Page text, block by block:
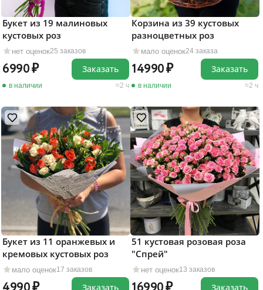
нет оценок25 заказов
Букет из 19 малиновых
кустовых роз
6990
в наличии 2 ч
Заказать
мало оценок24 заказа
Корзина из 39 кустовых
разноцветных роз
14990
в наличии 2 ч
Заказать
мало оценок17 заказов
Букет из 11 оранжевых и
кремовых кустовых роз
Заказать
нет оценок13 заказов
51 кустовая розовая роза
"Cпрей"
Заказать